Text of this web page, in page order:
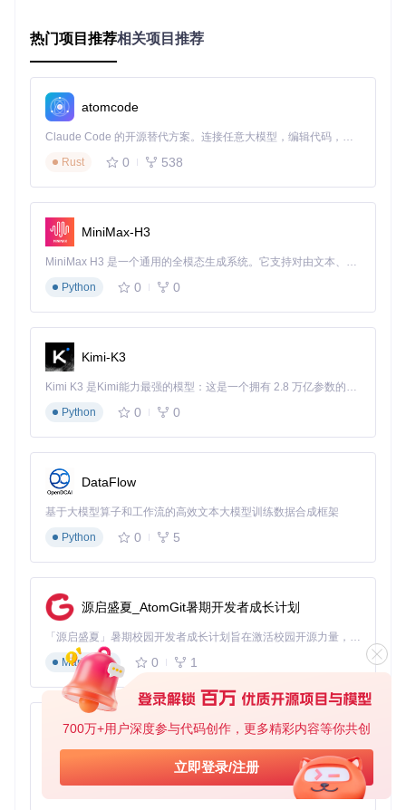
700万+用户深度参与代码创作，更多精彩内容等你共创
立即登录/注册
ntic框架可自主分解复杂任务。在某银行核心系统迁移项目
中，模型自动将"将遗留Java系统迁移至微服务架构"拆解为12
个步骤，包括依赖分析、代码分割、接口设计和测试生成，全
程无需人工干预。这种任务自治能力使项目周期缩短40%。
跨模态理解：连接代码与业务文档
模型不仅能理解代码，还可解析架构图、流程图等视觉信息。
ring Cloud微服务框架代码，并标注了各模块间的数据流关
系。这种多模态融合能力使架构设计到代码实现的转化率提升
至85%。
自适应学习：匹配团队编码规范
通过分析团队现有代码库，模型可自动学习编码风格、命名规
后，模型生成代码的评审通过率从初始的62%提升至91%，
码一致性显著提高，减少了80%的格式类评审意见。
针对金融、政务等敏感领域，Qwen3-Coder 30B支持完全离
线部署。某证券公司通过单张A100显卡实现本地化部署，在
时满足监管机构的数据合规要求。
团队规
模
推荐部署
个人开
发者
部署
GPU
学习
10人团
局域网服
分布式集
8×80GB GP
核心业务系统开
企业部署时建议先进行POC验证，选择3-5个典型开发场景
（如API开发、单元测试生成、文档撰写），通过2周试用
期收集团队反馈，再制定全面推广计划。
实践价值：企业开发效率的革命性提升
大型项目重构：从月级到周级的跨越
某支付平台在重构交易核心系统时，传统方式需要6名工程师3
热门项目推荐相关项目推荐
atomcode
Claude Code 的开源替代方案。连接任意大模型，编辑代码，运行命令，自动验证 — 全自动执行。用 Rust 构建，极致性能。 ｜ An open-source alternative to Claude Code. Connect any LLM, edit code, run commands, and verify changes — autonomously. Built in Rust for speed. Get Started
Rust
0 538
MiniMax-H3
MiniMax H3 是一个通用的全模态生成系统。它支持对由文本、图像、视频和音频组成的多模态上下文进行统一理解，并能生成分辨率高达 2K、时长可达 15 秒的带原生立体声音频的视频。得益于面向任务泛化的系统设计，H3 在预训练阶段就已具备广泛的多模态上下文理解与生成能力，能够出色地执行复杂的多模态指令。
Python
0 0
Kimi-K3
Kimi K3 是Kimi能力最强的模型：这是一个拥有 2.8 万亿参数的混合专家（MoE）模型，具备原生视觉理解能力，并支持 100 万 token 的上下文窗口。
Python
0 0
DataFlow
基于大模型算子和工作流的高效文本大模型训练数据合成框架
Python
0 5
源启盛夏_AtomGit暑期开发者成长计划
「源启盛夏」暑期校园开发者成长计划旨在激活校园开源力量，通过积分激励、认证扶持、资源倾斜等形式，引导高校组织和开发者完成「入驻 — 建项目 — 做贡献 — 获认证 — 得资源」的完整闭环。无论你是想带领社团入驻平台的组织者，还是希望用代码贡献证明自己的开发者，都能在这里找到属于你的成长路径。
Markdown
0 1
py-xiaozhi
基于Python的Xiaozhi AI，适用于想要完整Xiaozhi体验而无需拥有专用硬件的用户。
Python
0 1